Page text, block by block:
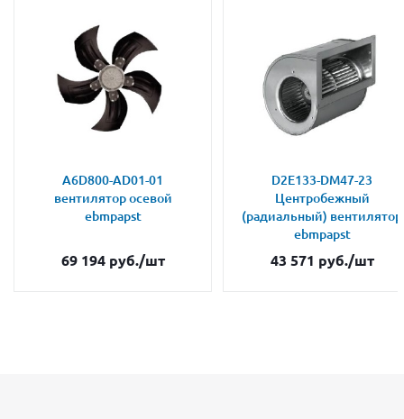
A6D800-AD01-01
вентилятор осевой
ebmpapst
69 194руб./шт
D2E133-DM47-23
Центробежный
(радиальный) вентилятор
ebmpapst
43 571 руб./шт